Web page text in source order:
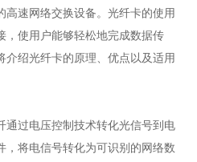
速网络交换设备。光纤卡的使用
，使用户能够轻松地完成数据传
绍光纤卡的原理、优点以及适用
通过电压控制技术转化光信号到电
，将电信号转化为可识别的网络数